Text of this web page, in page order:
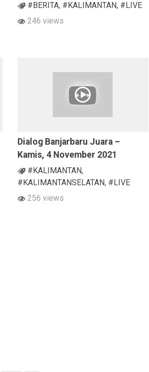
#BERITA, #KALIMANTAN, #LIVE
246 views
Dialog Banjarbaru Juara –
Kamis, 4 November 2021
#KALIMANTAN,
#KALIMANTANSELATAN, #LIVE
256 views